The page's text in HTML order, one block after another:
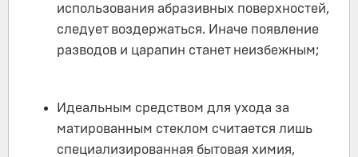
использования абразивных поверхностей,
следует воздержаться. Иначе появление
разводов и царапин станет неизбежным;
Идеальным средством для ухода за
матированным стеклом считается лишь
специализированная бытовая химия,